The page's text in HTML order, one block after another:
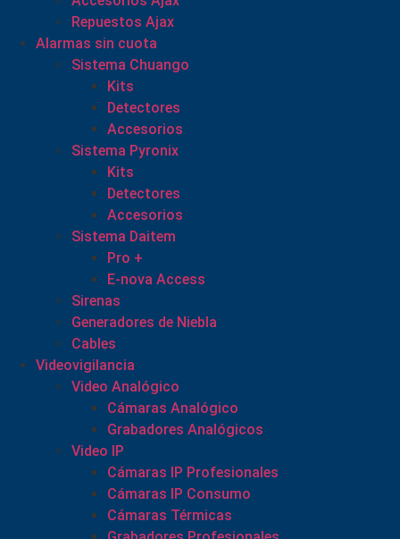
Repuestos Ajax
Alarmas sin cuota
Sistema Chuango
Kits
Detectores
Accesorios
Sistema Pyronix
Kits
Detectores
Accesorios
Sistema Daitem
Pro +
E-nova Access
Sirenas
Generadores de Niebla
Cables
Videovigilancia
Video Analógico
Cámaras Analógico
Grabadores Analógicos
Video IP
Cámaras IP Profesionales
Cámaras IP Consumo
Cámaras Térmicas